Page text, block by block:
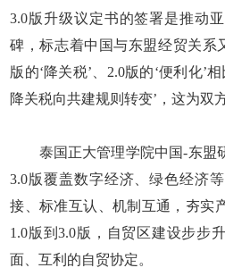
3.0版升级议定书的签署是推动
碑，标志着中国与东盟经贸关系
版的‘降关税’、2.0版的‘便利化’
降关税向共建规则转变’，这为双
泰国正大管理学院中国-东盟研
3.0版覆盖数字经济、绿色经济
接、标准互认、机制互通，夯实
1.0版到3.0版，自贸区建设步步
面、互利的自贸协定。